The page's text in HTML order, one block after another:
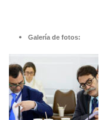
Galería de fotos: